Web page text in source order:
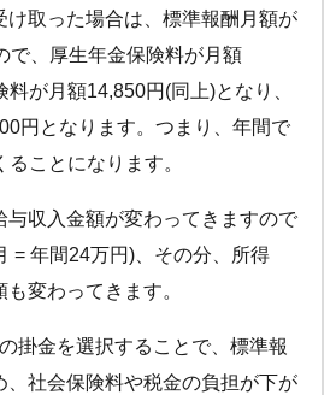
け取った場合は、標準報酬月額が
で、厚生年金保険料が月額
が月額14,850円(同上)となり、
円となります。つまり、年間で
ことになります。
与収入金額が変わってきますので
= 年間24万円)、その分、所得
変わってきます。
掛金を選択することで、標準報
、社会保険料や税金の負担が下が